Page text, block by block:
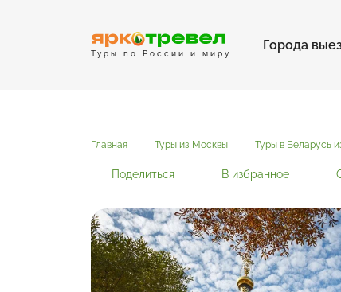
Туры по России и миру
Города
Главная Туры из Москвы Туры в Беларусь
Поделиться В избранное